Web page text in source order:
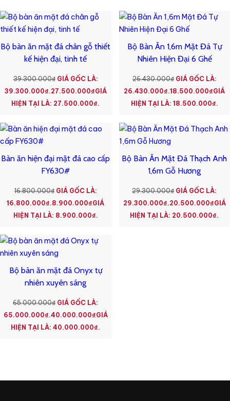
Bộ bàn ăn mặt đá chân gỗ thiết
kế hiện đại, tinh tế
39.300.000₫ GIÁ GỐC LÀ:
39.300.000₫.27.500.000₫GIÁ
HIỆN TẠI LÀ: 27.500.000₫.
Bộ Bàn Ăn 1,6m Mặt Đá Tự
Nhiên Hiện Đại 6 Ghế
26.430.000₫ GIÁ GỐC LÀ:
26.430.000₫.18.500.000₫GIÁ
HIỆN TẠI LÀ: 18.500.000₫.
Bàn ăn hiện đại mặt đá cao cấp
FY630#
16.800.000₫ GIÁ GỐC LÀ:
16.800.000₫.8.900.000₫GIÁ
HIỆN TẠI LÀ: 8.900.000₫.
Bộ Bàn Ăn Mặt Đá Thạch Anh
1,6m Gỗ Hương
29.300.000₫ GIÁ GỐC LÀ:
29.300.000₫.20.500.000₫GIÁ
HIỆN TẠI LÀ: 20.500.000₫.
Bộ bàn ăn mặt đá Onyx tự
nhiên xuyên sáng
65.000.000₫ GIÁ GỐC LÀ:
65.000.000₫.40.000.000₫GIÁ
HIỆN TẠI LÀ: 40.000.000₫.